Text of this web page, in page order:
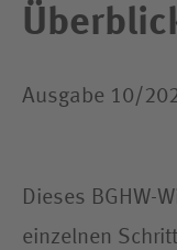
Ausgabe 10/
Dieses BGHW-
einzelnen